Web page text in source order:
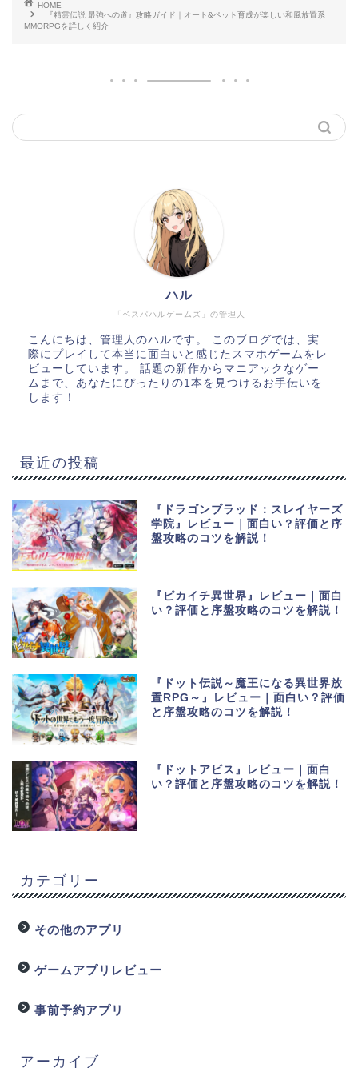
HOME
『精霊伝説 最強への道』攻略ガイド｜オート&ペット育成が楽しい和風放置系
MMORPGを詳しく紹介
「ベスパハルゲームズ」の管理人
ハル
こんにちは、管理人のハルです。 このブログでは、実
際にプレイして本当に面白いと感じたスマホゲームをレ
ビューしています。 話題の新作からマニアックなゲー
ムまで、あなたにぴったりの1本を見つけるお手伝いを
します！
最近の投稿
『ドラゴンブラッド：スレイヤーズ
学院』レビュー｜面白い？評価と序
盤攻略のコツを解説！
『ピカイチ異世界』レビュー｜面白
い？評価と序盤攻略のコツを解説！
『ドット伝説～魔王になる異世界放
置RPG～』レビュー｜面白い？評価
と序盤攻略のコツを解説！
『ドットアビス』レビュー｜面白
い？評価と序盤攻略のコツを解説！
カテゴリー
その他のアプリ
ゲームアプリレビュー
事前予約アプリ
アーカイブ